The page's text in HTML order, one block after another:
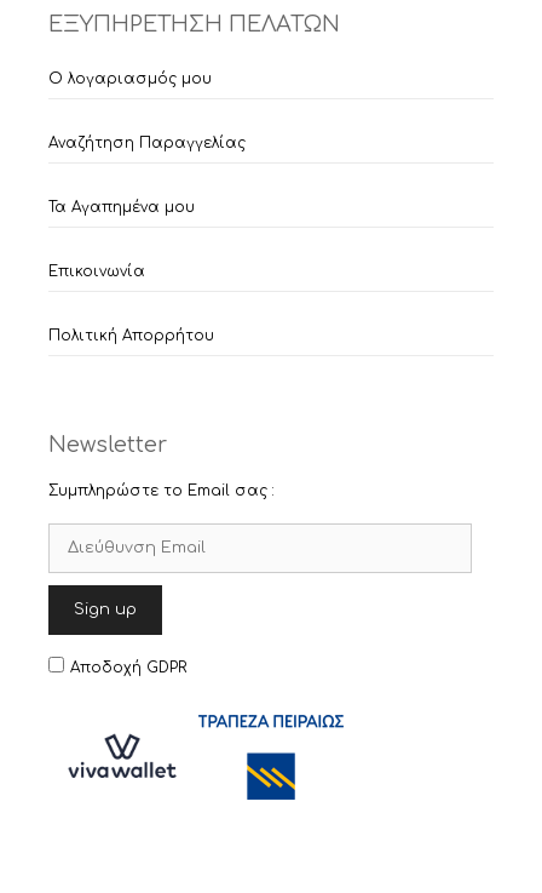
ΕΞΥΠΗΡΕΤΗΣΗ ΠΕΛΑΤΩΝ
Ο λογαριασμός μου
Αναζήτηση Παραγγελίας
Τα Αγαπημένα μου
Επικοινωνία
Πολιτική Απορρήτου
Newsletter
Συμπληρώστε το Email σας :
Αποδοχή GDPR